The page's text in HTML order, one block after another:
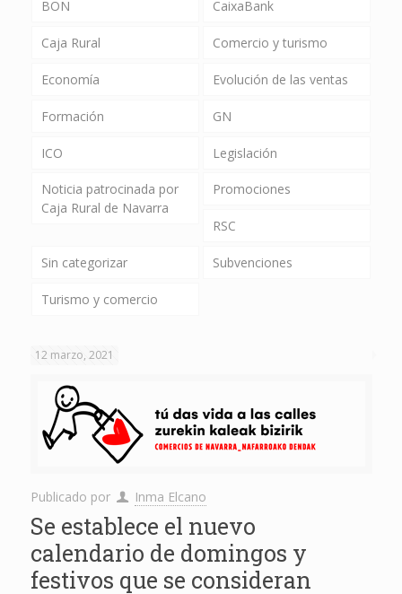
BON CaixaBank
Caja Rural Comercio y turismo
Economía Evolución de las ventas
Formación GN
ICO Legislación
Noticia patrocinada por
Caja Rural de Navarra
Promociones
RSC
Sin categorizar Subvenciones
Turismo y comercio
12 marzo, 2021
Publicado por Inma Elcano
Se establece el nuevo
calendario de domingos y
festivos que se consideran